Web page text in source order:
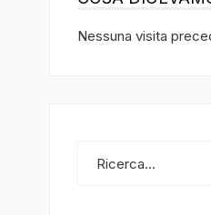
Nessuna visita